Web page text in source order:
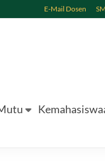
E-Mail Dosen